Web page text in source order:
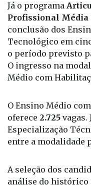
Já o programa
Profissional Média
conclusão dos
Tecnológico em
o período previsto
O ingresso na
Médio com
O Ensino Médio
oferece 2.725 vagas.
Especialização
entre a
A seleção dos
análise do histórico